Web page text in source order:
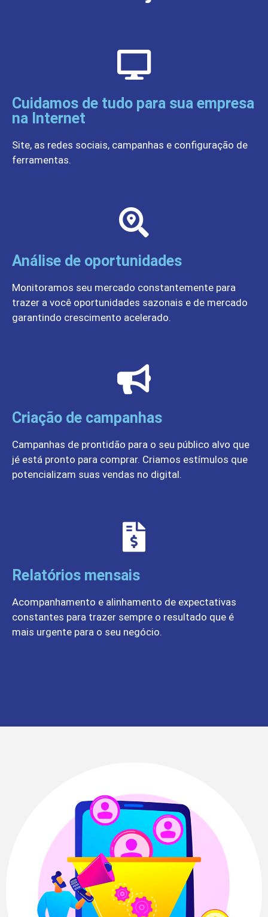
Cuidamos de tudo para sua empresa
na Internet
Site, as redes sociais, campanhas e configuração de
ferramentas.
Análise de oportunidades
Monitoramos seu mercado constantemente para
trazer a você oportunidades sazonais e de mercado
garantindo crescimento acelerado.
Criação de campanhas
Campanhas de prontidão para o seu público alvo que
jé está pronto para comprar. Criamos estímulos que
potencializam suas vendas no digital.
Relatórios mensais
Acompanhamento e alinhamento de expectativas
constantes para trazer sempre o resultado que é
mais urgente para o seu negócio.